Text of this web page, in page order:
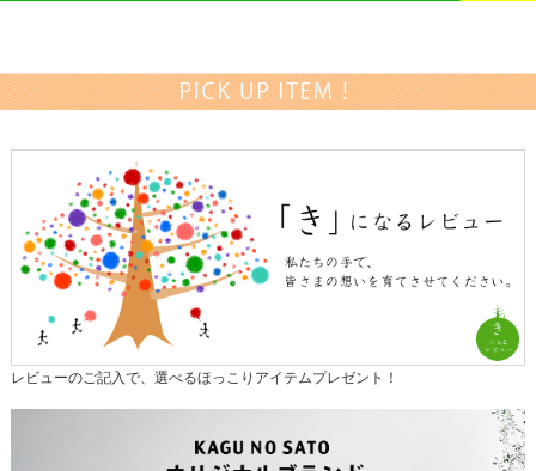
レビューのご記入で、選べるほっこりアイテムプレゼント！